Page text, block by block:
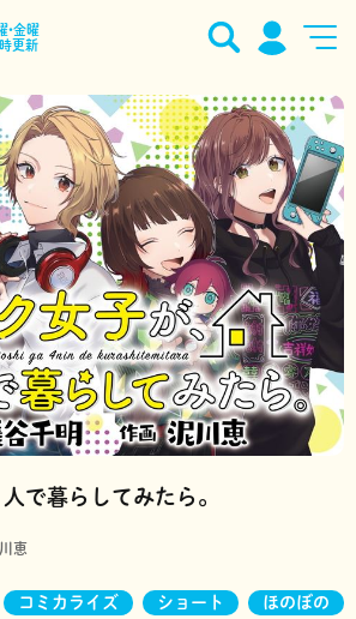
•金曜
更新
で暮らしてみたら。
恵
コミカライズ ショート ほのぼの